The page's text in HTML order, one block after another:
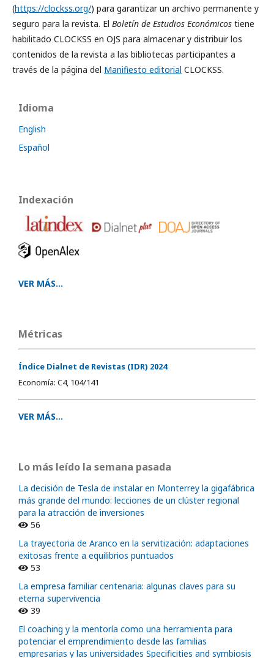
(https://clockss.org/) para garantizar un archivo permanente y
seguro para la revista. El Boletín de Estudios Económicos tiene
habilitado CLOCKSS en OJS para almacenar y distribuir los
contenidos de la revista a las bibliotecas participantes a
través de la página del Manifiesto editorial CLOCKSS.
Idioma
English
Español
Indexación
VER MÁS...
Métricas
Índice Dialnet de Revistas (IDR) 2024:
Economía: C4, 104/141
VER MÁS...
Lo más leído la semana pasada
La decisión de Tesla de instalar en Monterrey la gigafábrica
más grande del mundo: lecciones de un clúster regional
para la atracción de inversiones
56
La trayectoria de Aranco en la servitización: adaptaciones
exitosas frente a equilibrios puntuados
53
La empresa familiar centenaria: algunas claves para su
eterna supervivencia
39
El coaching y la mentoría como una herramienta para
potenciar el emprendimiento desde las familias
empresarias y las universidades Specificities and symbiosis